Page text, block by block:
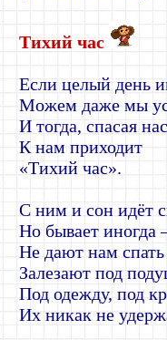
Тихий час
Если целый день
Можем даже мы
И тогда, спасая
К нам приходит
«Тихий час».
С ним и сон идёт
Но бывает иногда
Не дают нам
Залезают под
Под одежду, под
Их никак не